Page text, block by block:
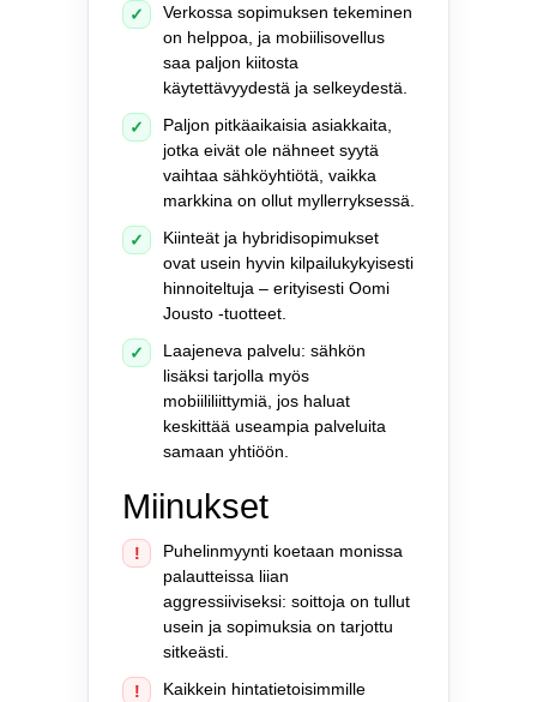
✓
Verkossa sopimuksen tekeminen
on helppoa, ja mobiilisovellus
saa paljon kiitosta
käytettävyydestä ja selkeydestä.
✓
Paljon pitkäaikaisia asiakkaita,
jotka eivät ole nähneet syytä
vaihtaa sähköyhtiötä, vaikka
markkina on ollut myllerryksessä.
✓
Kiinteät ja hybridi­sopimukset
ovat usein hyvin kilpailukykyisesti
hinnoiteltuja – erityisesti Oomi
Jousto -tuotteet.
✓
Laajeneva palvelu: sähkön
lisäksi tarjolla myös
mobiililiittymiä, jos haluat
keskittää useampia palveluita
samaan yhtiöön.
Miinukset
!
Puhelinmyynti koetaan monissa
palautteissa liian
aggressiiviseksi: soittoja on tullut
usein ja sopimuksia on tarjottu
sitkeästi.
!
Kaikkein hintatietoisimmille